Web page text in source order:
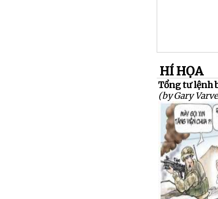
HÍ HỌA
Tổng tư lệnh
(by Gary